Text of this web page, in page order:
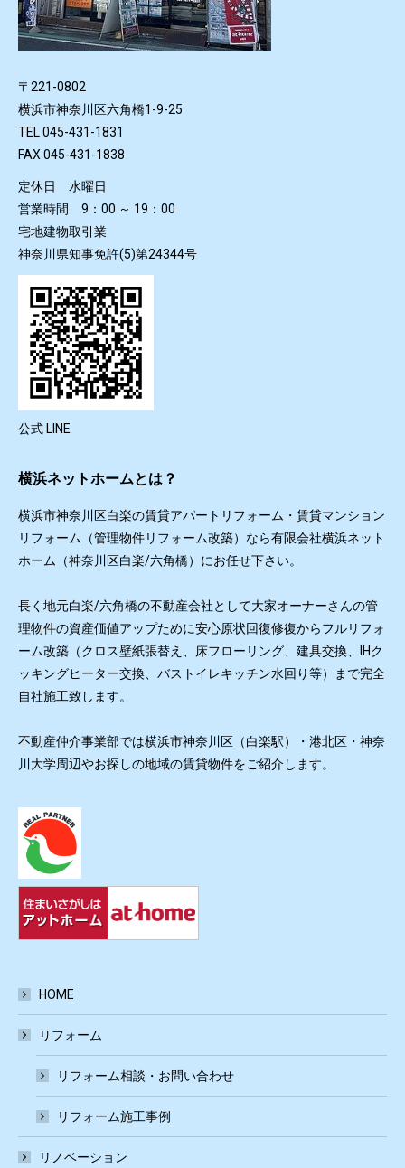
〒221-0802
横浜市神奈川区六角橋1-9-25
TEL 045-431-1831
FAX 045-431-1838
定休日 水曜日
営業時間 9：00 ～ 19：00
宅地建物取引業
神奈川県知事免許(5)第24344号
公式 LINE
横浜ネットホームとは？
横浜市神奈川区白楽の賃貸アパートリフォーム・賃貸マンション
リフォーム（管理物件リフォーム改築）なら有限会社横浜ネット
ホーム（神奈川区白楽/六角橋）にお任せ下さい。
長く地元白楽/六角橋の不動産会社として大家オーナーさんの管
理物件の資産価値アップために安心原状回復修復からフルリフォ
ーム改築（クロス壁紙張替え、床フローリング、建具交換、IHク
ッキングヒーター交換、バストイレキッチン水回り等）まで完全
自社施工致します。
不動産仲介事業部では横浜市神奈川区（白楽駅）・港北区・神奈
川大学周辺やお探しの地域の賃貸物件をご紹介します。
HOME
リフォーム
リフォーム相談・お問い合わせ
リフォーム施工事例
リノベーション